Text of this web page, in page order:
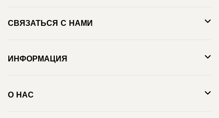
СВЯЗАТЬСЯ С НАМИ
ИНФОРМАЦИЯ
О НАС